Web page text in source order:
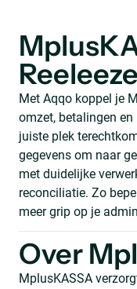
Met Aqqo koppel je
omzet, betalingen
juiste plek
gegevens om naar
met duidelijke
reconciliatie. Zo
meer grip op je
Over
MplusKASSA